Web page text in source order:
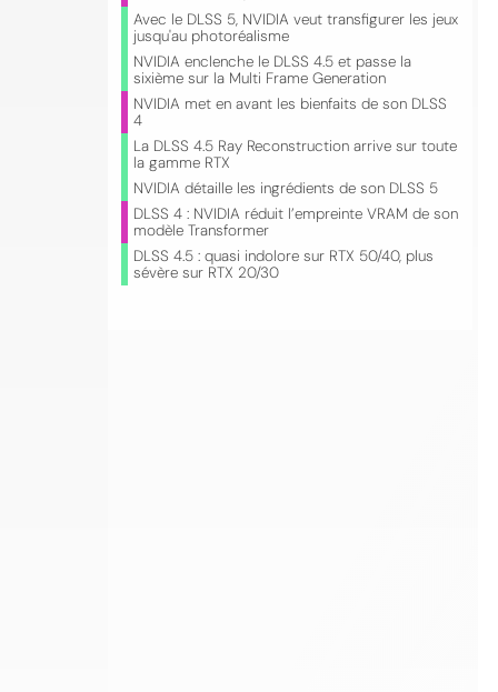
Avec le DLSS 5, NVIDIA veut transfigurer les jeux
jusqu'au photoréalisme
NVIDIA enclenche le DLSS 4.5 et passe la
sixième sur la Multi Frame Generation
NVIDIA met en avant les bienfaits de son DLSS
4
La DLSS 4.5 Ray Reconstruction arrive sur toute
la gamme RTX
NVIDIA détaille les ingrédients de son DLSS 5
DLSS 4 : NVIDIA réduit l’empreinte VRAM de son
modèle Transformer
DLSS 4.5 : quasi indolore sur RTX 50/40, plus
sévère sur RTX 20/30